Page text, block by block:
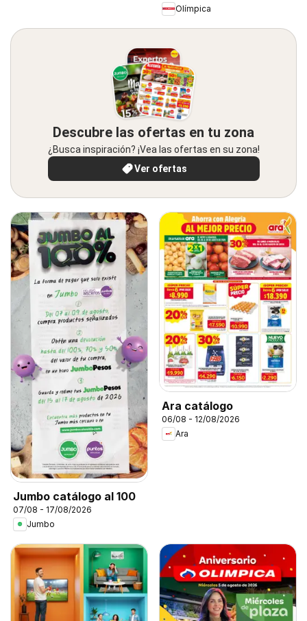
Olímpica
Descubre las ofertas en tu zona
¿Busca inspiración? ¡Vea las ofertas en su zona!
Ver ofertas
Jumbo catálogo al 100
07/08 - 17/08/2026
Jumbo
Ara catálogo
06/08 - 12/08/2026
Ara